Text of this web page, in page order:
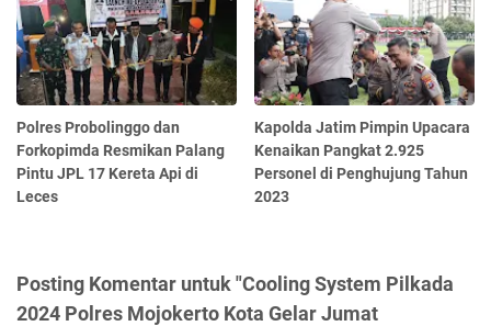
Polres Probolinggo dan
Forkopimda Resmikan Palang
Pintu JPL 17 Kereta Api di
Leces
Kapolda Jatim Pimpin Upacara
Kenaikan Pangkat 2.925
Personel di Penghujung Tahun
2023
Posting Komentar untuk "Cooling System Pilkada
2024 Polres Mojokerto Kota Gelar Jumat